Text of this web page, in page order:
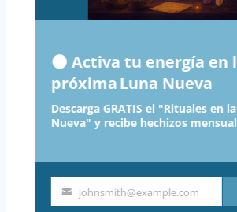
como «Soy capaz de
metas».
detallada sea tu
real se sentirá.
🌑 Activa tu energía en
próxima Luna Nueva
Descarga GRATIS el "Rituales en
Nueva" y recibe hechizos
Yourjohnsmith@example.com